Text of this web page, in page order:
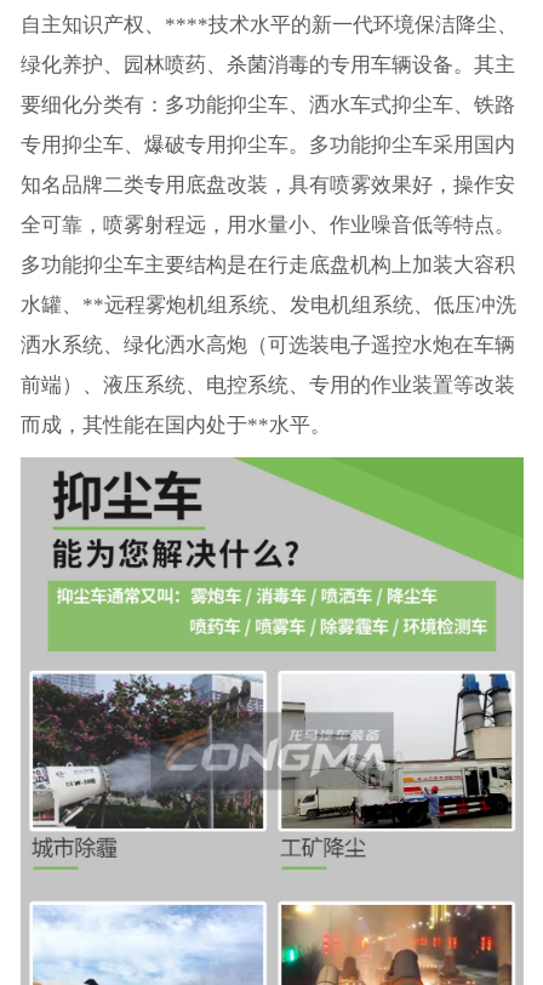
自主知识产权、****技术水平的新一代环境保洁降尘、
绿化养护、园林喷药、杀菌消毒的专用车辆设备。其主
要细化分类有：多功能抑尘车、洒水车式抑尘车、铁路
专用抑尘车、爆破专用抑尘车。多功能抑尘车采用国内
知名品牌二类专用底盘改装，具有喷雾效果好，操作安
全可靠，喷雾射程远，用水量小、作业噪音低等特点。
多功能抑尘车主要结构是在行走底盘机构上加装大容积
水罐、**远程雾炮机组系统、发电机组系统、低压冲洗
洒水系统、绿化洒水高炮（可选装电子遥控水炮在车辆
前端）、液压系统、电控系统、专用的作业装置等改装
而成，其性能在国内处于**水平。